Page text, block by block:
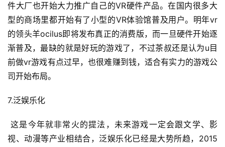
月
3
0
日
茶
对
接
件大厂也开始大力推广自己的VR硬件产品。在国内很多大
型的商场里都开始有了小型的VR体验馆普及用户。明年vr
的领头羊ocilus即将发布真正的消费版，而一旦硬件开始逐
渐普及，最缺的就是好玩的游戏了，不过茶叔还是认为u目
前做vr游戏有点过早，也很难赚到钱，适合有实力的游戏公
司开始布局。
7.泛娱乐化
这是今年就非常火的提法，未来游戏一定会跟文学、影
视、动漫等产业相结合，泛娱乐化已经是大势所趋，2015